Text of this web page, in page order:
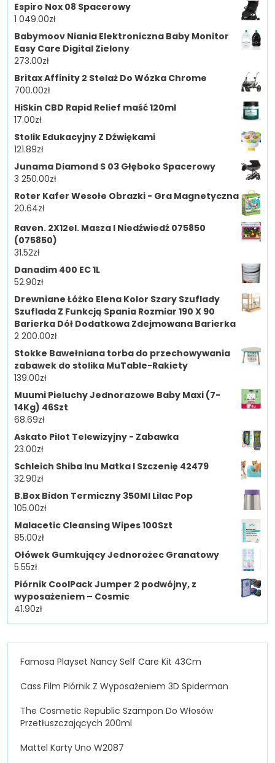
Espiro Nox 08 Spacerowy
1 049.00zł
Babymoov Niania Elektroniczna Baby Monitor
Easy Care Digital Zielony
273.00zł
Britax Affinity 2 Stelaż Do Wózka Chrome
700.00zł
HiSkin CBD Rapid Relief maść 120ml
17.00zł
Stolik Edukacyjny Z Dźwiękami
121.89zł
Junama Diamond S 03 Głęboko Spacerowy
3 250.00zł
Roter Kafer Wesołe Obrazki - Gra Magnetyczna
20.64zł
Raven. 2X12el. Masza I Niedźwiedź 075850
(075850)
31.52zł
Danadim 400 EC 1L
52.90zł
Drewniane Łóżko Elena Kolor Szary Szuflady
Szuflada Z Funkcją Spania Rozmiar 190 X 90
Barierka Dół Dodatkowa Zdejmowana Barierka
2 200.00zł
Stokke Bawełniana torba do przechowywania
zabawek do stolika MuTable-Rakiety
139.00zł
Muumi Pieluchy Jednorazowe Baby Maxi (7-
14Kg) 46Szt
68.69zł
Askato Pilot Telewizyjny - Zabawka
23.00zł
Schleich Shiba Inu Matka I Szczenię 42479
32.90zł
B.Box Bidon Termiczny 350Ml Lilac Pop
105.00zł
Malacetic Cleansing Wipes 100Szt
85.00zł
Ołówek Gumkujący Jednorożec Granatowy
5.55zł
Piórnik CoolPack Jumper 2 podwójny, z
wyposażeniem – Cosmic
41.90zł
Famosa Playset Nancy Self Care Kit 43Cm
Cass Film Piórnik Z Wyposażeniem 3D Spiderman
The Cosmetic Republic Szampon Do Włosów
Przetłuszczających 200ml
Mattel Karty Uno W2087